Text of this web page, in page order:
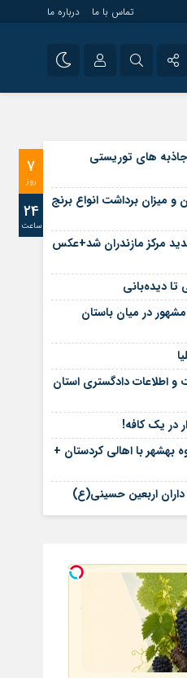
تماس با ما درباره ما
7
روز
24
ساعت
های توریستی
و میزان برداشت انواع برنج
مرکز مازندران شد+عکس
تا دیده‌بانی
در میان باستان
دادگستری استان
در یک کافه!
‌گریوه بهشهر با اهالی کردستان +
اربعین حسینی(ع)